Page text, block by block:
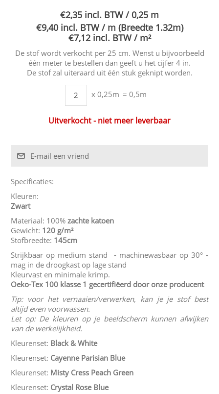
€2,35 incl. BTW / 0,25 m
€9,40 incl. BTW / m (Breedte 1.32m)
€7,12 incl. BTW / m²
De stof wordt verkocht per 25 cm. Wenst u bijvoorbeeld
één meter te bestellen dan geeft u het cijfer 4 in.
De stof zal uiteraard uit één stuk geknipt worden.
x 0,25m = 0,5m
Uitverkocht - niet meer leverbaar
Specificaties:
Kleuren:
Zwart
Materiaal: 100%zachte katoen
Gewicht: 120 g/m²
Stofbreedte: 145cm
Strijkbaar op medium stand - machinewasbaar op 30° -
mag in de droogkast op lage stand
Kleurvast en minimale krimp.
Oeko-Tex 100 klasse 1 gecertifiëerd door onze producent
Tip: voor het vernaaien/verwerken, kan je je stof best
altijd even voorwassen.
Let op: De kleuren op je beeldscherm kunnen afwijken
van de werkelijkheid.
Kleurenset: Black & White
Kleurenset: Cayenne Parisian Blue
Kleurenset: Misty Cress Peach Green
Kleurenset: Crystal Rose Blue